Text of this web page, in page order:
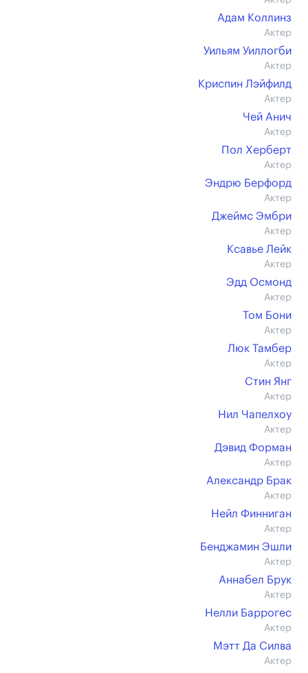
Адам Коллинз
Актер
Уильям Уиллогби
Актер
Криспин Лэйфилд
Актер
Чей Анич
Актер
Пол Херберт
Актер
Эндрю Берфорд
Актер
Джеймс Эмбри
Актер
Ксавье Лейк
Актер
Эдд Осмонд
Актер
Том Бони
Актер
Люк Тамбер
Актер
Стин Янг
Актер
Нил Чапелхоу
Актер
Дэвид Форман
Актер
Александр Брак
Актер
Нейл Финниган
Актер
Бенджамин Эшли
Актер
Аннабел Брук
Актер
Нелли Баррогес
Актер
Мэтт Да Силва
Актер